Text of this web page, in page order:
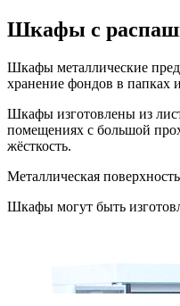
Шкафы с
Шкафы металлические
хранение фондов в папках
Шкафы изготовлены из
помещениях с большой
жёсткость.
Металлическая
Шкафы могут быть